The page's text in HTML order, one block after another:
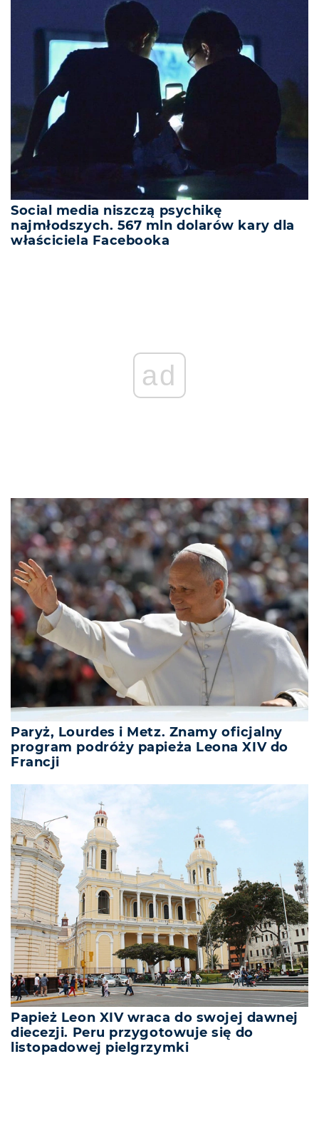
Social media niszczą psychikę
najmłodszych. 567 mln dolarów kary dla
właściciela Facebooka
ad
Paryż, Lourdes i Metz. Znamy oficjalny
program podróży papieża Leona XIV do
Francji
Papież Leon XIV wraca do swojej dawnej
diecezji. Peru przygotowuje się do
listopadowej pielgrzymki